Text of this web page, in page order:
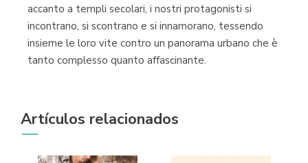
(Málaga)
accanto a templi secolari, i nostri protagonisti si
incontrano, si scontrano e si innamorano, tessendo
insieme le loro vite contro un panorama urbano che è
tanto complesso quanto affascinante.
Artículos relacionados